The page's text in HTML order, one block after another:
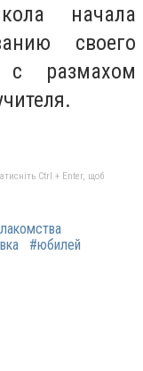
начала
своего
с размахом
Ctrl + Enter, щоб
#юбилей